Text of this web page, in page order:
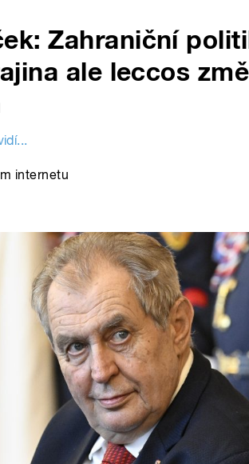
Zahraniční
ale leccos
internetu